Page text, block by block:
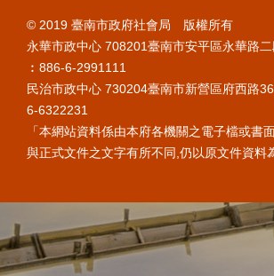
© 2019 臺南市政府社會局 版權所有
永華市政中心 708201臺南市安平區永華路
︰886-6-2991111
民治市政中心 730204臺南市新營區府西路
6-6322231
「本網站資料係由本府各機關之電子檔或書
與正式文件之文字有所不同,仍以原文件資料